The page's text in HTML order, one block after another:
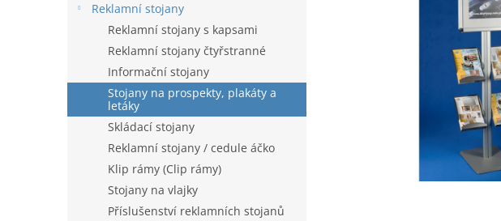
e
Reklamní stojany
Reklamní stojany s kapsami
Reklamní stojany čtyřstranné
Informační stojany
Stojany na prospekty, plakáty a
letáky
Skládací stojany
Reklamní stojany / cedule áčko
Klip rámy (Clip rámy)
Stojany na vlajky
Příslušenství reklamních stojanů